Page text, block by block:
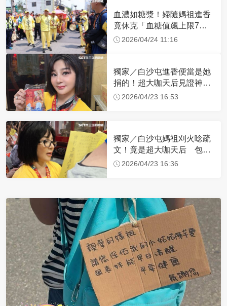
血濃如糖漿！婦隨媽祖進香
竟休克「血糖值飆上限7
倍」 醫曝原因
2026/04/24 11:16
獨家／白沙屯進香便當是她
捐的！超大咖天后見證神
蹟 一靠近媽祖就爆哭
2026/04/23 16:53
獨家／白沙屯媽祖刈火唸疏
文！竟是超大咖天后 包尿
布忍尿5小時不喊累
2026/04/23 16:36